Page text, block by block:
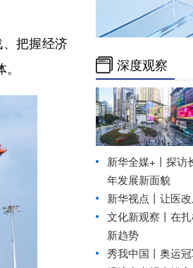
把握经济
深度观察
新华全媒+丨 探访
年发展新面貌
新华视点丨 让医
文化新观察丨在
新趋势
秀我中国丨 奥运